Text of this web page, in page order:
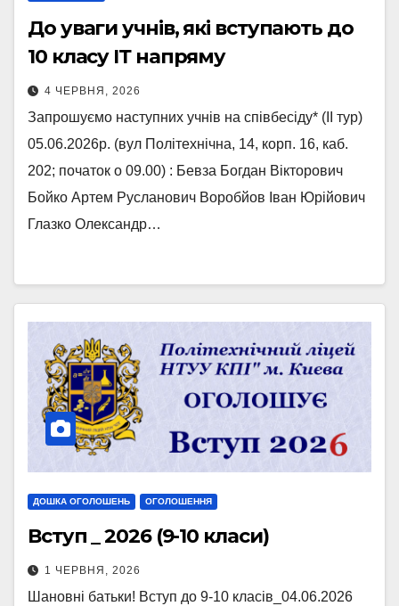
До уваги учнів, які вступають до
10 класу ІТ напряму
4 ЧЕРВНЯ, 2026
Запрошуємо наступних учнів на співбесіду* (ІІ тур)
05.06.2026р. (вул Політехнічна, 14, корп. 16, каб.
202; початок о 09.00) : Бевза Богдан Вікторович
Бойко Артем Русланович Воробйов Іван Юрійович
Глазко Олександр…
ДОШКА ОГОЛОШЕНЬ ОГОЛОШЕННЯ
Вступ _ 2026 (9-10 класи)
1 ЧЕРВНЯ, 2026
Шановні батьки! Вступ до 9-10 класів_04.06.2026